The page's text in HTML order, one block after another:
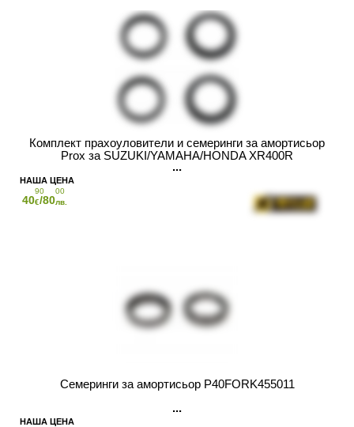
Комплект прахоуловители и семеринги за амортисьор
Prox за SUZUKI/YAMAHA/HONDA XR400R
40
90
€/80
00
лв.
Семеринги за амортисьор P40FORK455011